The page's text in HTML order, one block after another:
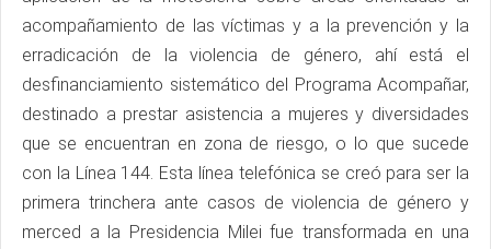
acompañamiento de las víctimas y a la prevención y la
erradicación de la violencia de género, ahí está el
desfinanciamiento sistemático del Programa Acompañar,
destinado a prestar asistencia a mujeres y diversidades
que se encuentran en zona de riesgo, o lo que sucede
con la Línea 144. Esta línea telefónica se creó para ser la
primera trinchera ante casos de violencia de género y
merced a la Presidencia Milei fue transformada en una